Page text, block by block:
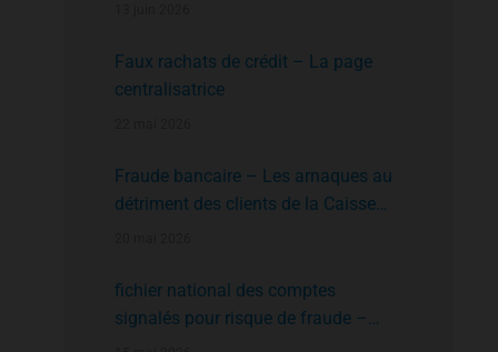
Faux rachats de crédit – La page
centralisatrice
Fraude bancaire – Les arnaques au
détriment des clients de la Caisse
fichier national des comptes
signalés pour risque de fraude –